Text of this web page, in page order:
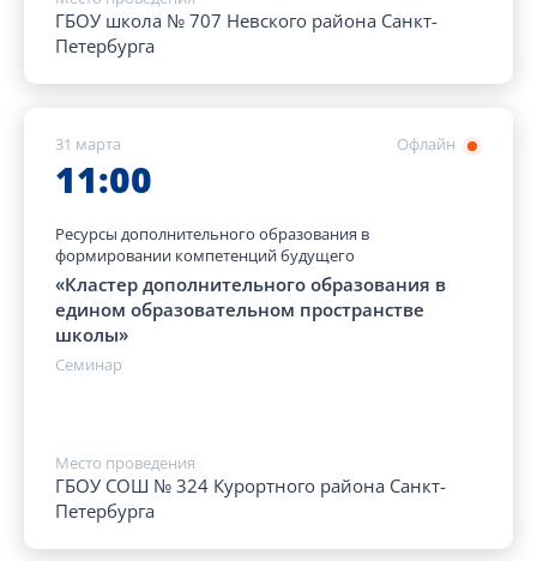
ГБОУ школа № 707 Невского района Санкт-
Петербурга
Офлайн
31 марта
11:00
Ресурсы дополнительного образования в
формировании компетенций будущего
«Кластер дополнительного образования в
едином образовательном пространстве
школы»
Семинар
Место проведения
ГБОУ СОШ № 324 Курортного района Санкт-
Петербурга